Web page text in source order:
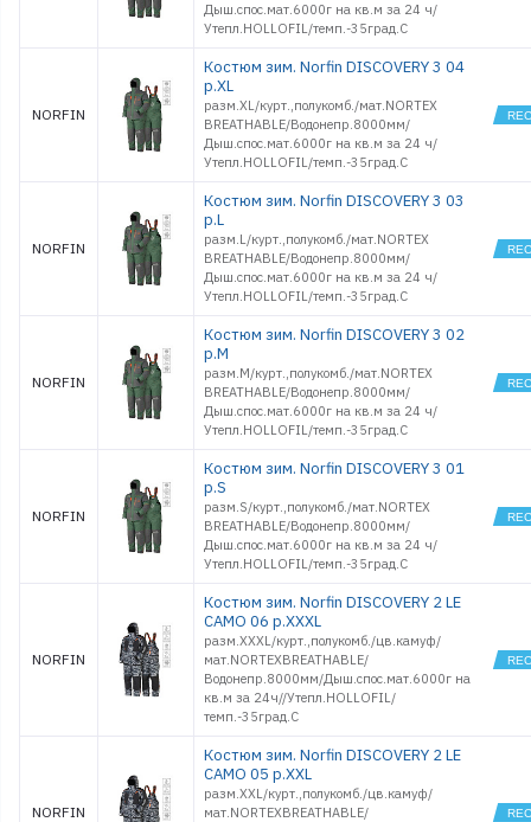
Дыш.спос.мат.6000г на кв.м за 24 ч/
Утепл.HOLLOFIL/темп.-35град.С
NORFIN
Костюм зим. Norfin DISCOVERY 3 04
р.XL
разм.XL/курт.,полукомб./мат.NORTEX
BREATHABLE/Водонепр.8000мм/
Дыш.спос.мат.6000г на кв.м за 24 ч/
Утепл.HOLLOFIL/темп.-35град.С
NORFIN
Костюм зим. Norfin DISCOVERY 3 03
р.L
разм.L/курт.,полукомб./мат.NORTEX
BREATHABLE/Водонепр.8000мм/
Дыш.спос.мат.6000г на кв.м за 24 ч/
Утепл.HOLLOFIL/темп.-35град.С
NORFIN
Костюм зим. Norfin DISCOVERY 3 02
р.M
разм.M/курт.,полукомб./мат.NORTEX
BREATHABLE/Водонепр.8000мм/
Дыш.спос.мат.6000г на кв.м за 24 ч/
Утепл.HOLLOFIL/темп.-35град.С
NORFIN
Костюм зим. Norfin DISCOVERY 3 01
р.S
разм.S/курт.,полукомб./мат.NORTEX
BREATHABLE/Водонепр.8000мм/
Дыш.спос.мат.6000г на кв.м за 24 ч/
Утепл.HOLLOFIL/темп.-35град.С
NORFIN
Костюм зим. Norfin DISCOVERY 2 LE
CAMO 06 р.XXXL
разм.XXXL/курт.,полукомб./цв.камуф/
мат.NORTEXBREATHABLE/
Водонепр.8000мм/Дыш.спос.мат.6000г на
кв.м за 24ч//Утепл.HOLLOFIL/
темп.-35град.С
NORFIN
Костюм зим. Norfin DISCOVERY 2 LE
CAMO 05 р.XXL
разм.XXL/курт.,полукомб./цв.камуф/
мат.NORTEXBREATHABLE/